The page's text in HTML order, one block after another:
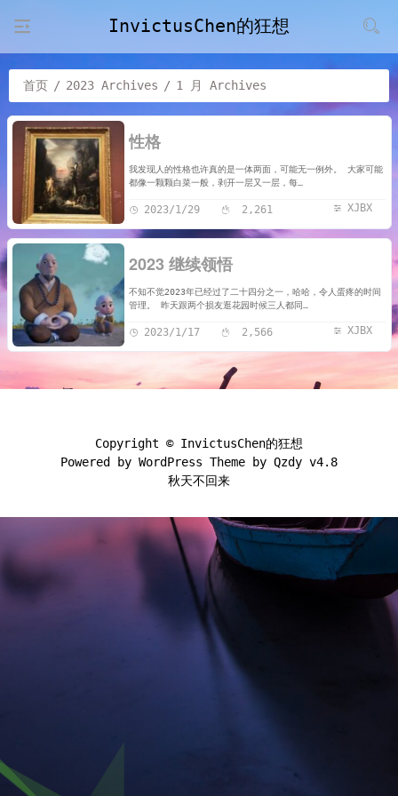
InvictusChen的狂想
首页 / 2023 Archives / 1 月 Archives
性格
我发现人的性格也许真的是一体两面，可能无一例外。 大家可能
都像一颗颗白菜一般，剥开一层又一层，每…
XJBX
2023/1/29 2,261
2023 继续领悟
不知不觉2023年已经过了二十四分之一，哈哈，令人蛋疼的时间
管理。 昨天跟两个损友逛花园时候三人都同…
XJBX
2023/1/17 2,566
Copyright © InvictusChen的狂想
Powered by WordPress Theme by Qzdy v4.8
秋天不回来